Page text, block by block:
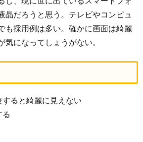
晶だろうと思う。テレビやコンピュ
も採用例は多い。確かに画面は綺麗
気になってしょうがない。
ると綺麗に見えない
る